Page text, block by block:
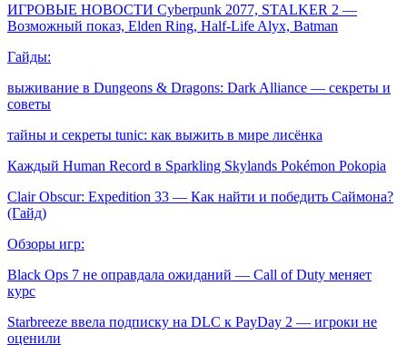
ИГРОВЫЕ НОВОСТИ Cyberpunk 2077, STALKER 2 —
Возможный показ, Elden Ring, Half-Life Alyx, Batman
Гайды:
выживание в Dungeons & Dragons: Dark Alliance — секреты и
советы
тайны и секреты tunic: как выжить в мире лисёнка
Каждый Human Record в Sparkling Skylands Pokémon Pokopia
Clair Obscur: Expedition 33 — Как найти и победить Саймона?
(Гайд)
Обзоры игр:
Black Ops 7 не оправдала ожиданий — Call of Duty меняет
курс
Starbreeze ввела подписку на DLC к PayDay 2 — игроки не
оценили